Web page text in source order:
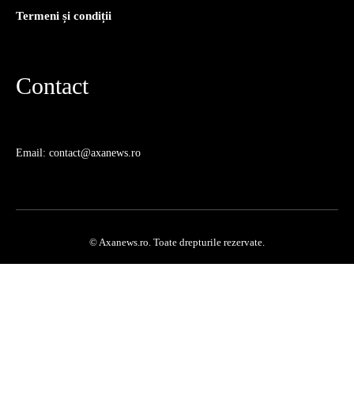
Termeni și condiții
Contact
Email: contact@axanews.ro
© Axanews.ro. Toate drepturile rezervate.